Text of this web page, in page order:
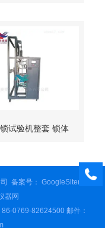
试验机整套 锁体
备案号： GoogleSitemap管
器网
0769-82624500 邮件：